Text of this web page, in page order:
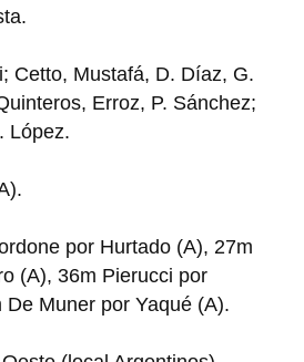
Cetto, Mustafá, D. Díaz, G.
Erroz, P. Sánchez;
López.
por Hurtado (A), 27m
(A), 36m Pierucci por
Muner por Yaqué (A).